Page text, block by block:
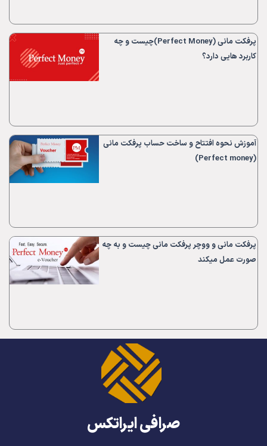
پرفکت مانی (Perfect Money)چیست و چه
کاربرد هایی دارد؟
آموزش نحوه افتتاح و ساخت حساب پرفکت مانی
(Perfect money)
پرفکت مانی و ووچر پرفکت مانی چیست و به چه
صورت عمل میکند
صرافی ایراتکس